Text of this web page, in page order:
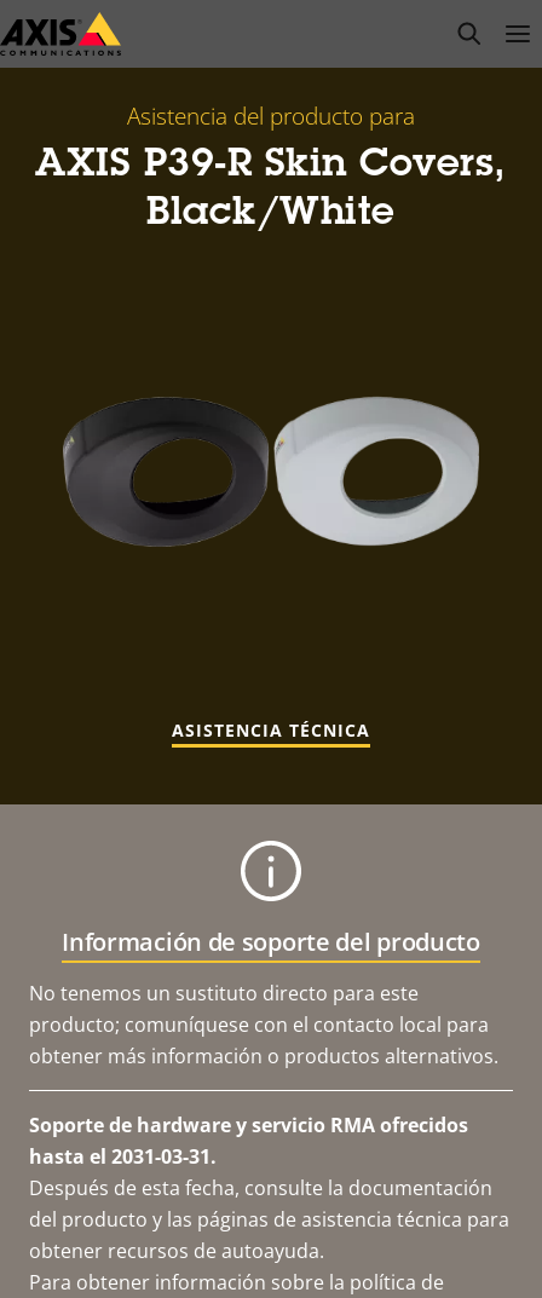
Saltar
al
open
Asistencia del producto para
AXIS P39-R Skin Covers,
Black/White
ASISTENCIA TÉCNICA
Información de soporte del producto
No tenemos un sustituto directo para este
producto; comuníquese con el contacto local para
obtener más información o productos alternativos.
Soporte de hardware y servicio RMA ofrecidos
hasta el 2031-03-31.
Después de esta fecha, consulte la documentación
del producto y las páginas de asistencia técnica para
obtener recursos de autoayuda.
Para obtener información sobre la política de